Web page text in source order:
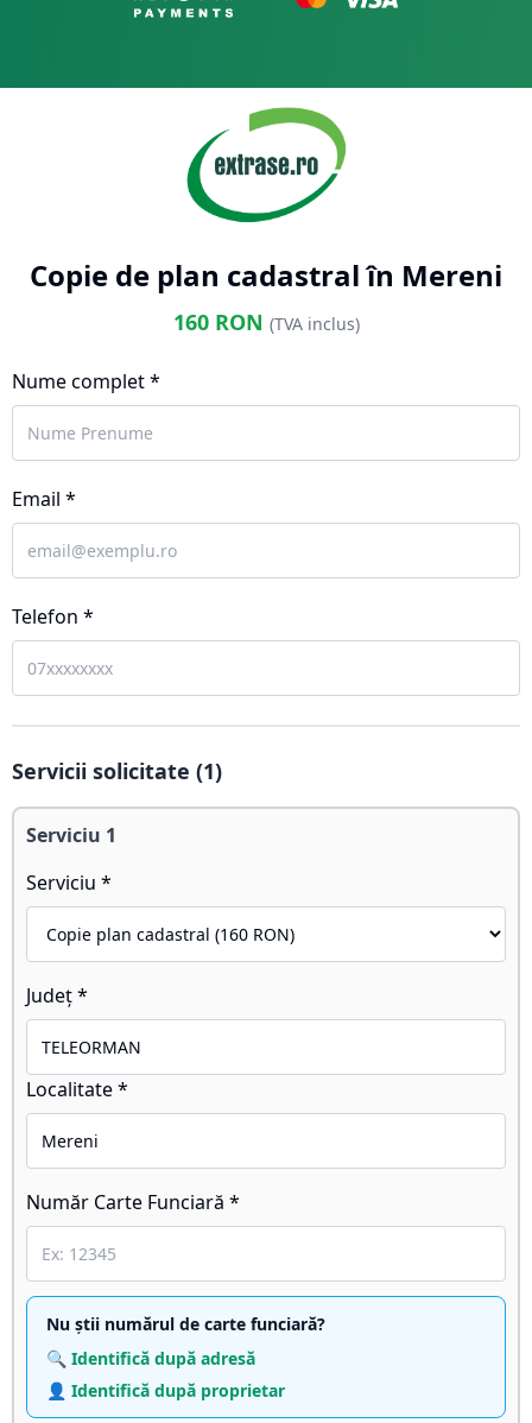
Copie de plan cadastral în Mereni
160RON (TVA inclus)
Nume complet *
Email *
Telefon *
Servicii solicitate (1)
Serviciu 1
Serviciu *
Județ *
Localitate *
Număr Carte Funciară *
Nu știi numărul de carte funciară?
🔍 Identifică după adresă
👤 Identifică după proprietar